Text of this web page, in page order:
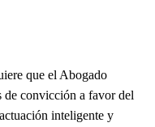
que el Abogado
de convicción a favor del
inteligente y